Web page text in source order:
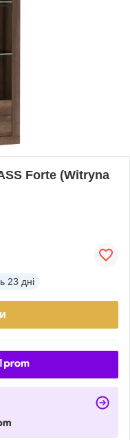
Forte (Witryna
23 дні